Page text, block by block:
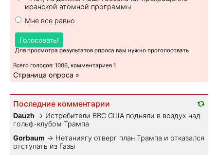
иранской атомной программы
Мне все равно
Голосовать!
Для просмотра результатов опроса вам нужно проголосовать
Всего голосов: 1006, комментариев 1
Страница опроса »
Последние комментарии
Dauzh → Истребители ВВС США подняли в воздух над
гольф-клубом Трампа
Gorbaum → Нетаниягу отверг план Трампа и отказался
отступать из Газы